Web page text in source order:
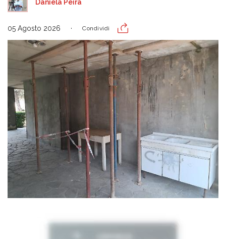
Daniela Peira
05 Agosto 2026 Condividi